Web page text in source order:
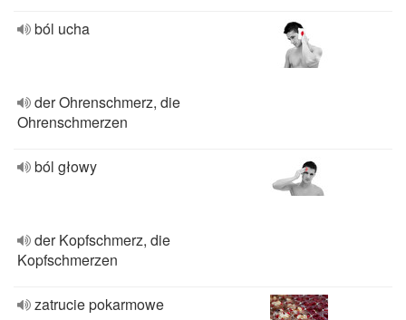
ból ucha
der Ohrenschmerz, die
Ohrenschmerzen
ból głowy
der Kopfschmerz, die
Kopfschmerzen
zatrucie pokarmowe